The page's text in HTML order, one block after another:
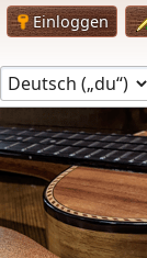
Einloggen